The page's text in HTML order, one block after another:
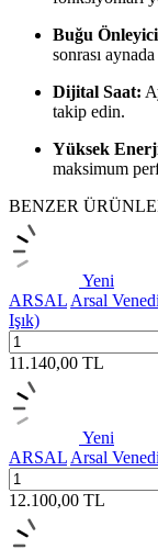
Buğu
sonrası
Dijital Saat:
takip edin.
Yüksek
maksimum
BENZER
Yeni
ARSALArsal
Işık)
11.140,00 TL
Yeni
ARSALArsal
12.100,00 TL